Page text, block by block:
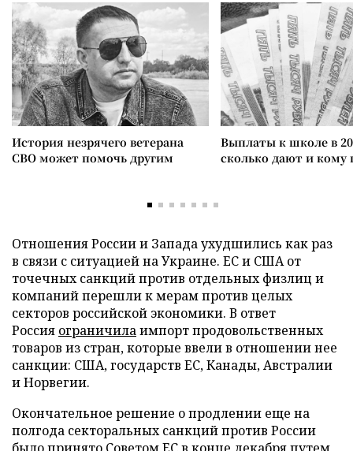
История незрячего ветерана
СВО может помочь другим
Выплаты к школе в
сколько дают и
Отношения России и Запада ухудшились как раз
в связи с ситуацией на Украине. ЕС и США от
точечных санкций против отдельных физлиц и
компаний перешли к мерам против целых
секторов российской экономики. В ответ
Россия ограничилаимпорт продовольственных
товаров из стран, которые ввели в отношении нее
санкции: США, государств ЕС, Канады, Австралии
и Норвегии.
Окончательное решение о продлении еще на
полгода секторальных санкций против России